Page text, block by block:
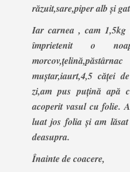
răzuit,sare,piper alb și
Iar carnea , cam 1,5kg
împrietenit o
muștar,iaurt,4,5 căței
zi,am pus puțină
acoperit vasul cu folie.
luat jos folia și am lăsat
deasupra.
Înainte de coacere,